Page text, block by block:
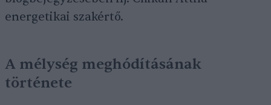
energetikai szakértő.
A mélység meghódításának
története